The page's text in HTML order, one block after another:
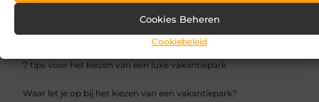
Cookies Beheren
Cookiebeleid
keukenontwerp
RECENTE BERICHTEN
7 tips voor het kiezen van een luxe vakantiepark
Waar let je op bij het kiezen van een vakantiepark?